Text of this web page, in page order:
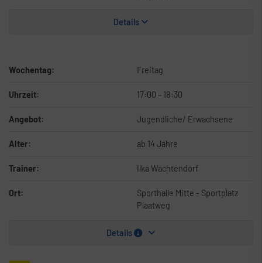
Details
Wochentag: Freitag
Uhrzeit: 17:00 – 18:30
Angebot: Jugendliche/ Erwachsene
Alter: ab 14 Jahre
Trainer: Ilka Wachtendorf
Ort:
Sporthalle Mitte - Sportplatz
Plaatweg
Details